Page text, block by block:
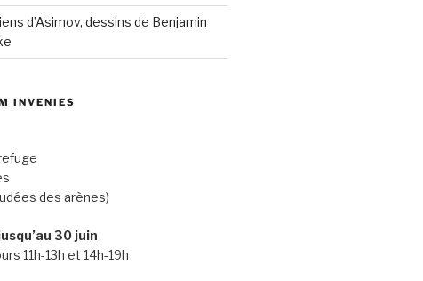
d’Asimov, dessins de Benjamin
INVENIES
des arènes)
30 juin
11h-13h et 14h-19h